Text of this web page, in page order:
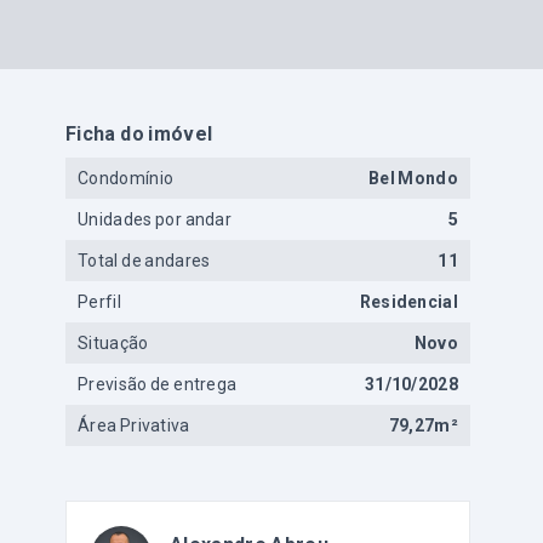
Ficha do imóvel
Condomínio Bel Mondo
Unidades por andar 5
Total de andares 11
Perfil Residencial
Situação Novo
Previsão de entrega 31/10/2028
Área Privativa 79,27m²